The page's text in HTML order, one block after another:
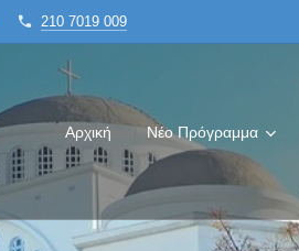
210 7019 009
Αρχική Νέο Πρόγραμμα